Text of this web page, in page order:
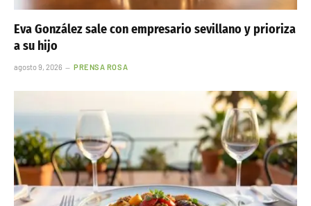
Eva González sale con empresario sevillano y prioriza
a su hijo
agosto 9, 2026 PRENSA ROSA